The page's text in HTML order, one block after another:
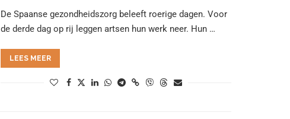
De Spaanse gezondheidszorg beleeft roerige dagen. Voor
de derde dag op rij leggen artsen hun werk neer. Hun …
LEES MEER